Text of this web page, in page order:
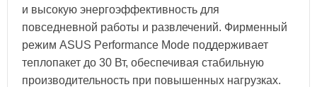
и высокую энергоэффективность для
повседневной работы и развлечений. Фирменный
режим ASUS Performance Mode поддерживает
теплопакет до 30 Вт, обеспечивая стабильную
производительность при повышенных нагрузках.